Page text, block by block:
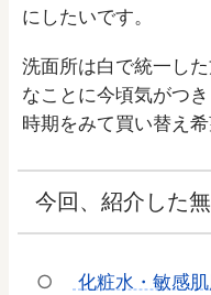
にしたいです。
洗面所は白で統一し
なことに今頃気がつき
時期をみて買い替え希
今回、紹介した
化粧水・敏感